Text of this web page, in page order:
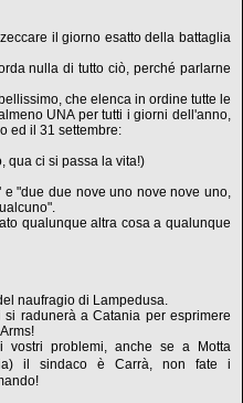
il giorno esatto della battaglia
nulla di tutto ciò, perché parlarne
che elenca in ordine tutte le
UNA per tutti i giorni dell'anno,
ed il 31 settembre:
qua ci si passa la vita!)
e "due due nove uno nove nove uno,
qualunque altra cosa a qualunque
naufragio di Lampedusa.
radunerà a Catania per esprimere
problemi, anche se a Motta
il sindaco è Carrà, non fate i